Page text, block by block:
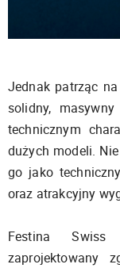
Jednak patrząc
solidny,
technicznym
dużych modeli.
go jako
oraz atrakcyjny
Festina
zaprojektowany